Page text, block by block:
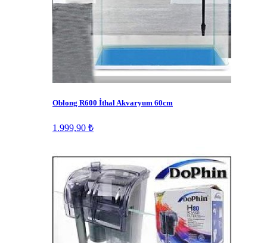
Oblong R600 İthal Akvaryum 60cm
1.999,90 ₺